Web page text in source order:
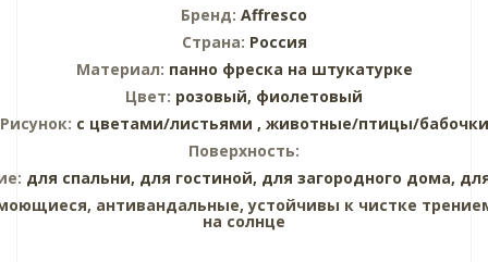
Бренд: Affresco
Страна: Россия
Материал: панно фреска на штукатурке
Цвет: розовый, фиолетовый
Рисунок: с цветами/листьями , животные/птицы/бабочки
Поверхность:
для спальни, для гостиной, для загородного дома,
антивандальные, устойчивы к чистке
на солнце